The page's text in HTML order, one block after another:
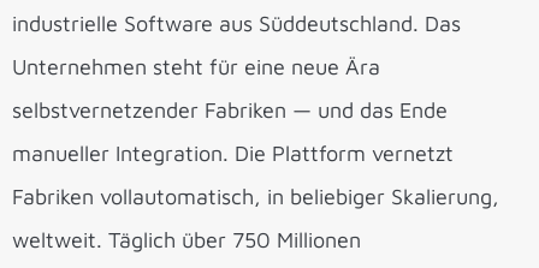
industrielle Software aus Süddeutschland. Das
Unternehmen steht für eine neue Ära
selbstvernetzender Fabriken — und das Ende
manueller Integration. Die Plattform vernetzt
Fabriken vollautomatisch, in beliebiger Skalierung,
weltweit. Täglich über 750 Millionen